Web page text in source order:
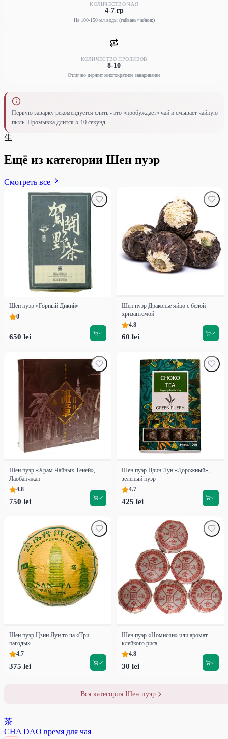
КОЛИЧЕСТВО ЧАЯ
4-7 гр
На 100-150 мл воды (гайвань/чайник)
КОЛИЧЕСТВО ПРОЛИВОВ
8-10
Отлично держит многократное заваривание
Первую заварку рекомендуется слить - это «пробуждает» чай и смывает чайную
пыль. Промывка длится 5-10 секунд.
生
Ещё из категории Шен пуэр
Смотреть все
Шен пуэр «Горный Дикий»
0
650 lei
Шен пуэр Драконье яйцо с белой
хризантемой
4.8
60 lei
Шен пуэр «Храм Чайных Теней»,
Лаобанчжан
4.8
750 lei
Шен пуэр Цзин Лун «Дорожный»,
зеленый пуэр
4.7
425 lei
Шен пуэр Цзин Лун то ча «Три
пагоды»
4.7
375 lei
Шен пуэр «Номисян» или аромат
клейкого риса
4.8
30 lei
Вся категория Шен пуэр
茶
CHA DAO время для чая